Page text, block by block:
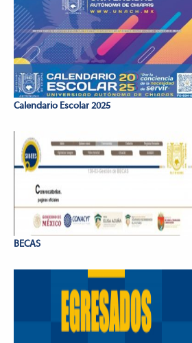
Calendario Escolar 2025
BECAS